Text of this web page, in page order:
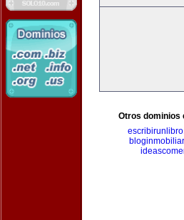
Otros dominios